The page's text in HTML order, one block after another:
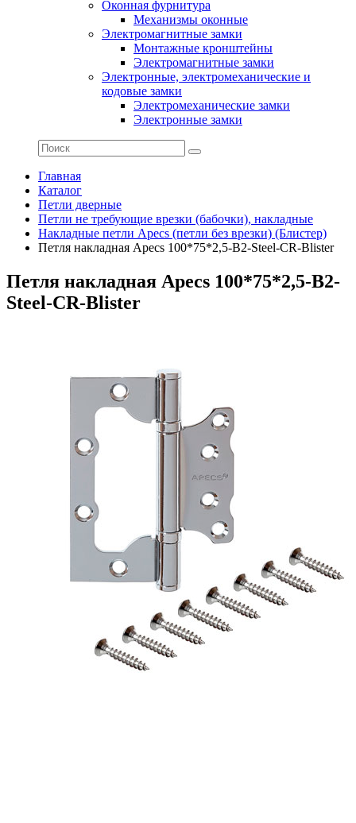
Оконная фурнитура
Механизмы оконные
Электромагнитные замки
Монтажные кронштейны
Электромагнитные замки
Электронные, электромеханические и
кодовые замки
Электромеханические замки
Электронные замки
Главная
Каталог
Петли дверные
Петли не требующие врезки (бабочки), накладные
Накладные петли Apecs (петли без врезки) (Блистер)
Петля накладная Apecs 100*75*2,5-B2-Steel-CR-Blister
Петля накладная Apecs 100*75*2,5-B2-
Steel-CR-Blister